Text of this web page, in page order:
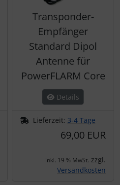
Transponder-
Empfänger
Standard Dipol
Antenne für
PowerFLARM Core
Details
Lieferzeit: 3-4 Tage
69,00 EUR
inkl. 19 % MwSt. zzgl.
Versandkosten